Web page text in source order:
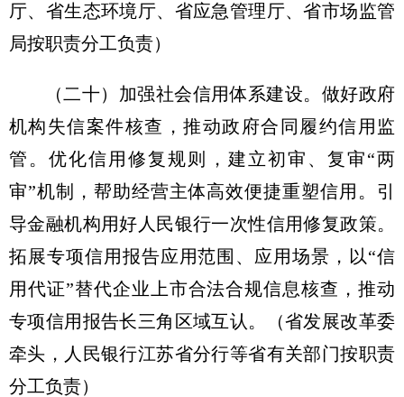
厅、省生态环境厅、省应急管理厅、省市场监管
局按职责分工负责）
（二十）加强社会信用体系建设。 做好政府
机构失信案件核查，推动政府合同履约信用监
管。优化信用修复规则，建立初审、复审“两
审”机制，帮助经营主体高效便捷重塑信用。引
导金融机构用好人民银行一次性信用修复政策。
拓展专项信用报告应用范围、应用场景，以“信
用代证”替代企业上市合法合规信息核查，推动
专项信用报告长三角区域互认。
（省发展改革委
牵头，人民银行江苏省分行等省有关部门按职责
分工负责）